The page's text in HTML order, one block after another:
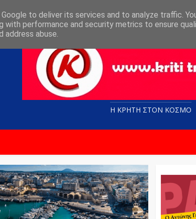
Η ΚΡΗΤΗ ΣΤΟN KOΣΜΟ
to deliver its services and to analyze traffic.
with performance and security metrics to ensure
abuse.